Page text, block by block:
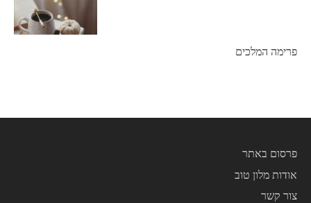
פרימה המלכים
פרסום באתר
אודות מלון טוב
צור קשר